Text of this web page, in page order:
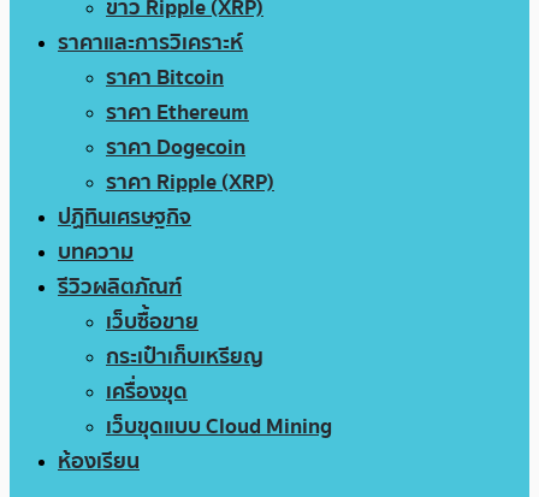
ข่าว Ripple (XRP)
ราคาและการวิเคราะห์
ราคา Bitcoin
ราคา Ethereum
ราคา Dogecoin
ราคา Ripple (XRP)
ปฏิทินเศรษฐกิจ
บทความ
รีวิวผลิตภัณฑ์
เว็บซื้อขาย
กระเป๋าเก็บเหรียญ
เครื่องขุด
เว็บขุดแบบ Cloud Mining
ห้องเรียน